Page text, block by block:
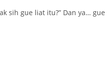
sih gue liat itu?” Dan ya… gue